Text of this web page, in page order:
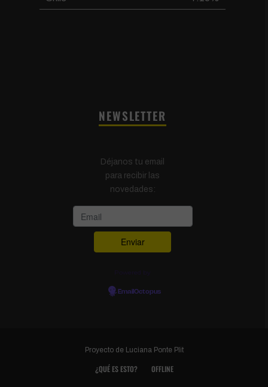
NEWSLETTER
Déjanos tu email
para recibir las
novedades:
EmailOctopus
Proyecto de Luciana Ponte Plit
¿QUÉ ES ESTO? OFFLINE